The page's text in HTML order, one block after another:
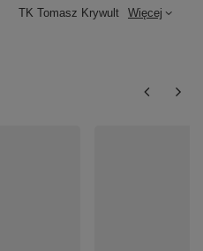
TK Tomasz Krywult Więcej